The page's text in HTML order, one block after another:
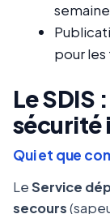
pour les
Le SDIS
sécurité
Qui et que
LeService
secours